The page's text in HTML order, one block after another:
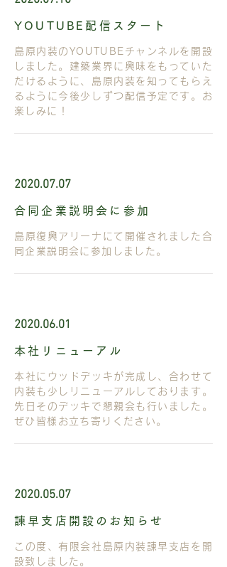
YOUTUBE配信スタート
島原内装のYOUTUBEチャンネルを開設
しました。建築業界に興味をもっていた
だけるように、島原内装を知ってもらえ
るように今後少しずつ配信予定です。お
楽しみに！
2020.07.07
合同企業説明会に参加
島原復興アリーナにて開催されました合
同企業説明会に参加しました。
2020.06.01
本社リニューアル
本社にウッドデッキが完成し、合わせて
内装も少しリニューアルしております。
先日そのデッキで懇親会も行いました。
ぜひ皆様お立ち寄りください。
2020.05.07
諫早支店開設のお知らせ
この度、有限会社島原内装諫早支店を開
設致しました。